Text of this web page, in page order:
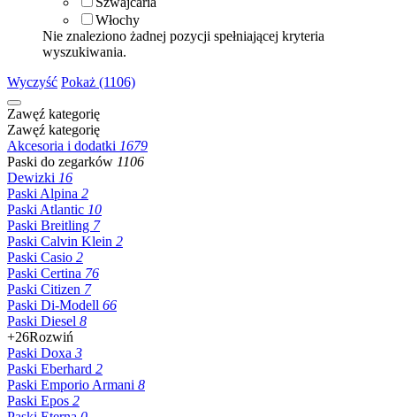
Włochy
Nie znaleziono żadnej pozycji spełniającej kryteria
wyszukiwania.
Wyczyść Pokaż (1106)
Zawęź kategorię
Zawęź kategorię
Akcesoria i dodatki 1679
Paski do zegarków 1106
Dewizki 16
Paski Alpina 2
Paski Atlantic 10
Paski Breitling 7
Paski Calvin Klein 2
Paski Casio 2
Paski Certina 76
Paski Citizen 7
Paski Di-Modell 66
Paski Diesel 8
+26Rozwiń
Paski Doxa 3
Paski Eberhard 2
Paski Emporio Armani 8
Paski Epos 2